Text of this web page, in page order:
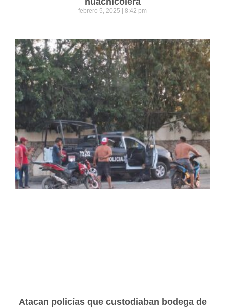
febrero 5, 2025 8:42 pm
Atacan policías que custodiaban bodega de